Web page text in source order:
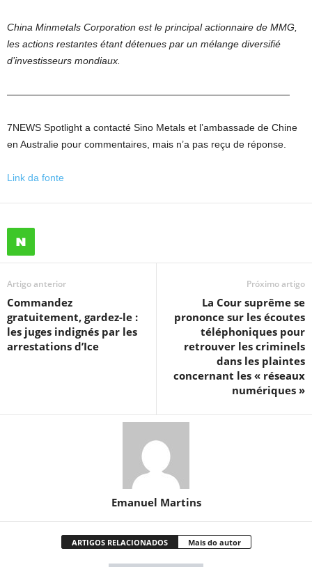
China Minmetals Corporation est le principal actionnaire de MMG,
les actions restantes étant détenues par un mélange diversifié
d’investisseurs mondiaux.
—————————————————————————————
7NEWS Spotlight a contacté Sino Metals et l’ambassade de Chine
en Australie pour commentaires, mais n’a pas reçu de réponse.
Link da fonte
Artigo anterior
Commandez
gratuitement, gardez-le :
les juges indignés par les
arrestations d’Ice
Próximo artigo
La Cour suprême se
prononce sur les écoutes
téléphoniques pour
retrouver les criminels
dans les plaintes
concernant les « réseaux
numériques »
Emanuel Martins
ARTIGOS RELACIONADOS Mais do autor